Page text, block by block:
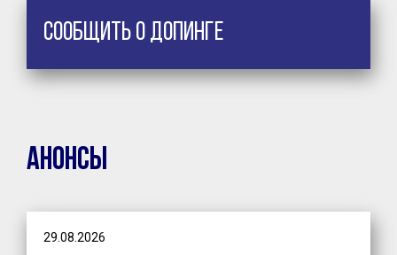
Сообщить о допинге
Анонсы
29.08.2026